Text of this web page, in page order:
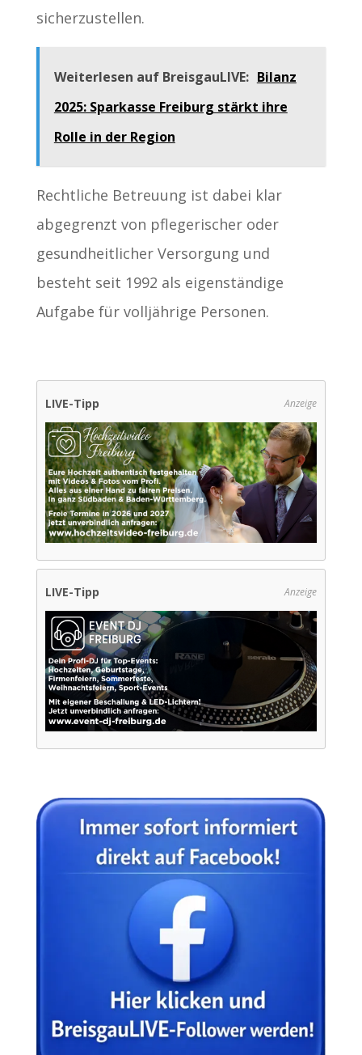
sicherzustellen.
Weiterlesen auf BreisgauLIVE: Bilanz
2025: Sparkasse Freiburg stärkt ihre
Rolle in der Region
Rechtliche Betreuung ist dabei klar
abgegrenzt von pflegerischer oder
gesundheitlicher Versorgung und
besteht seit 1992 als eigenständige
Aufgabe für volljährige Personen.
LIVE-Tipp Anzeige
LIVE-Tipp Anzeige